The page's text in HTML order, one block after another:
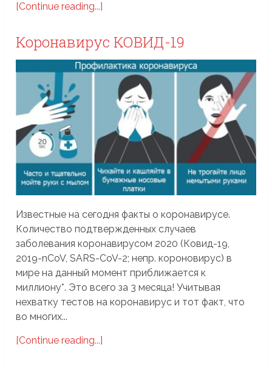
[Continue reading...]
Коронавирус КОВИД-19
Известные на сегодня факты о коронавирусе.
Количество подтвержденных случаев
заболевания коронавирусом 2020 (Ковид-19,
2019-nCoV, SARS-CoV-2; непр. короновирус) в
мире на данный момент приближается к
миллиону*. Это всего за 3 месяца! Учитывая
нехватку тестов на коронавирус и тот факт, что
во многих...
[Continue reading...]